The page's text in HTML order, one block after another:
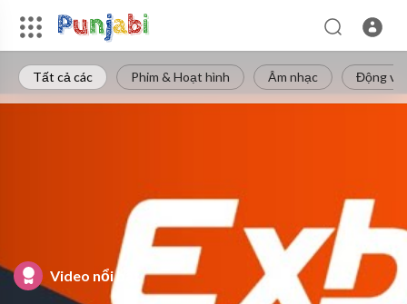
Tất cả các Phim & Hoạt hình Âm nhạc Động
Video nổi bật